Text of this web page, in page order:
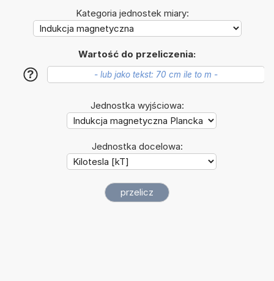
Kategoria jednostek miary:
Wartość do przeliczenia:
?
Jednostka wyjściowa:
Jednostka docelowa: